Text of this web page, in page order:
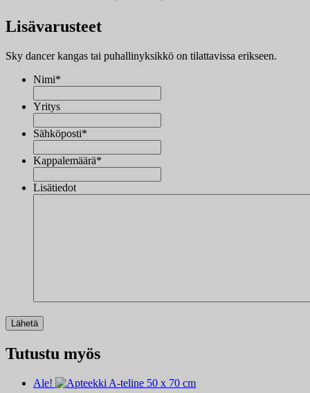
Lisävarusteet
Sky dancer kangas tai puhallinyksikkö on tilattavissa erikseen.
Nimi*
Yritys
Sähköposti*
Kappalemäärä*
Lisätiedot
Tutustu myös
Ale!